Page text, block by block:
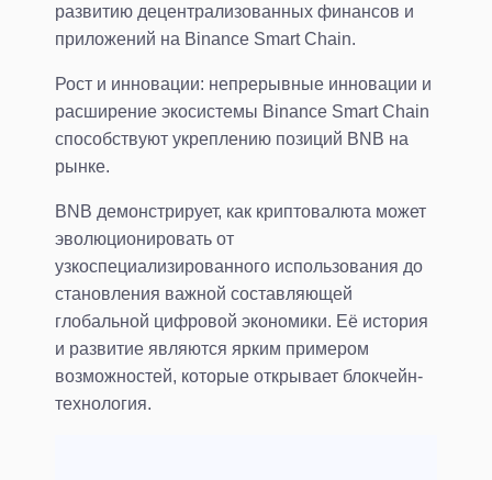
развитию децентрализованных финансов и
приложений на Binance Smart Chain.
Рост и инновации: непрерывные инновации и
расширение экосистемы Binance Smart Chain
способствуют укреплению позиций BNB на
рынке.
BNB демонстрирует, как криптовалюта может
эволюционировать от
узкоспециализированного использования до
становления важной составляющей
глобальной цифровой экономики. Её история
и развитие являются ярким примером
возможностей, которые открывает блокчейн-
технология.